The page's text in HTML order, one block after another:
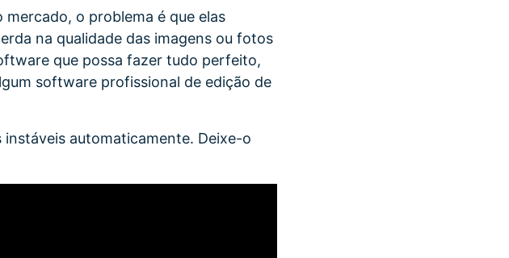
o problema é que elas
na qualidade das imagens ou fotos
que possa fazer tudo perfeito,
software profissional de edição de
automaticamente. Deixe-o